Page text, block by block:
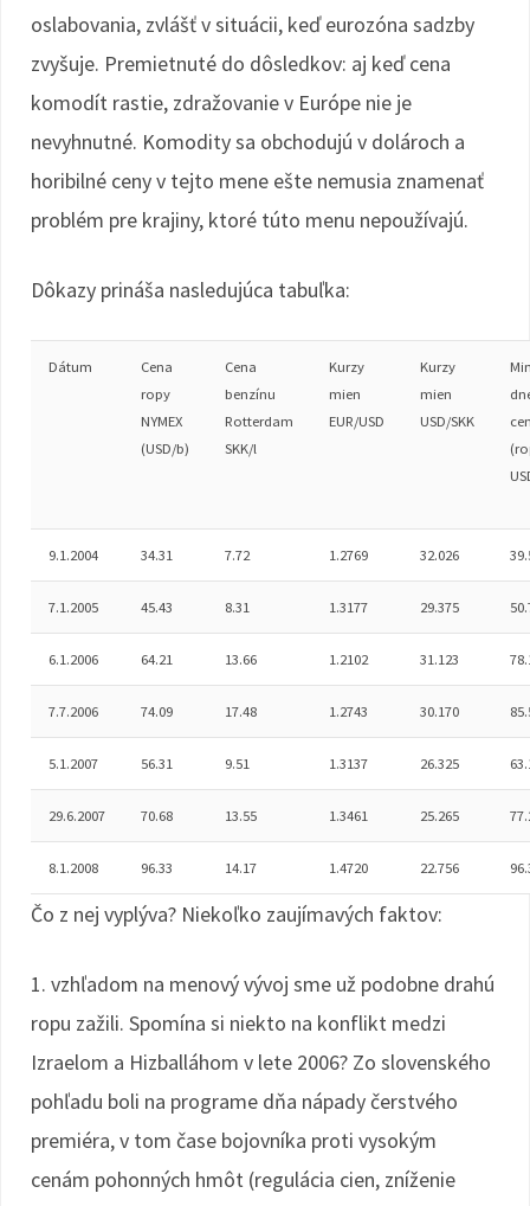
oslabovania, zvlášť v situácii, keď eurozóna sadzby
zvyšuje. Premietnuté do dôsledkov: aj keď cena
komodít rastie, zdražovanie v Európe nie je
nevyhnutné. Komodity sa obchodujú v dolároch a
horibilné ceny v tejto mene ešte nemusia znamenať
problém pre krajiny, ktoré túto menu nepoužívajú.
Dôkazy prináša nasledujúca tabuľka:
Dátum
Cena
ropy
NYMEX
(USD/b)
Cena
benzínu
Rotterdam
SKK/l
Kurzy
mien
EUR/USD
Kurzy
mien
USD/SKK
9.1.2004 34.31 7.72 1.2769 32.026
7.1.2005 45.43 8.31 1.3177 29.375
6.1.2006 64.21 13.66 1.2102 31.123
7.7.2006 74.09 17.48 1.2743 30.170
5.1.2007 56.31 9.51 1.3137 26.325
29.6.2007 70.68 13.55 1.3461 25.265
8.1.2008 96.33 14.17 1.4720 22.756
Čo z nej vyplýva? Niekoľko zaujímavých faktov:
1. vzhľadom na menový vývoj sme už podobne drahú
ropu zažili. Spomína si niekto na konflikt medzi
Izraelom a Hizballáhom v lete 2006? Zo slovenského
pohľadu boli na programe dňa nápady čerstvého
premiéra, v tom čase bojovníka proti vysokým
cenám pohonných hmôt (regulácia cien, zníženie